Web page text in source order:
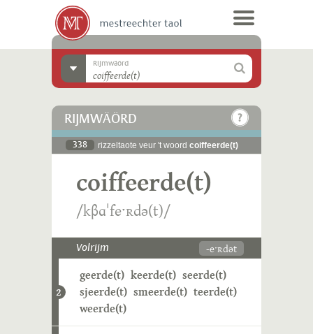
Rijmwäörd
RIJMWÄÖRD
338 rizzeltaote veur 't woord coiffeerde(t)
coiffeerde(t)
/kβɑˈfeˑʀdə(t)/
Volrijm -eˑʀdət
2
geerde(t) keerde(t) seerde(t)
sjeerde(t) smeerde(t) teerde(t)
weerde(t)